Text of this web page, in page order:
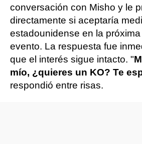
conversación con Misho y le
directamente si aceptaría
estadounidense en la próxima
evento. La respuesta fue
que el interés sigue intacto. "
mío, ¿quieres un KO? Te
respondió entre risas.